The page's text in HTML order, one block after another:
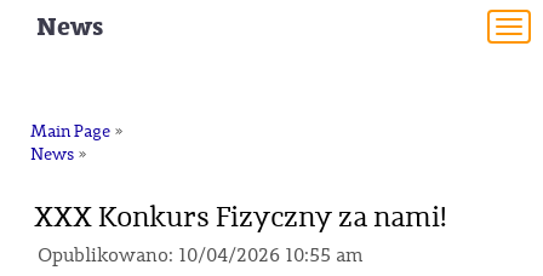
News
Main Page »
News »
XXX Konkurs Fizyczny za nami!
Opublikowano: 10/04/2026 10:55 am